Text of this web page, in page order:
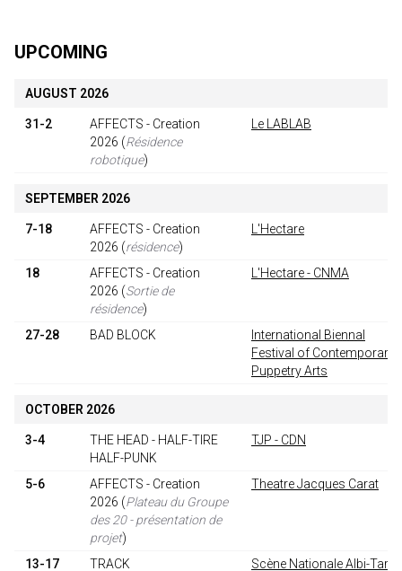
UPCOMING
AUGUST 2026
31-2
AFFECTS - Creation
2026 (Résidence
robotique)
Le LABLAB
SEPTEMBER 2026
7-18
AFFECTS - Creation
2026 (résidence)
L'Hectare
18
AFFECTS - Creation
2026 (Sortie de
résidence)
L'Hectare - CNMA
27-28 BAD BLOCK
International Biennal
Festival of Contemporary
Puppetry Arts
OCTOBER 2026
3-4
THE HEAD - HALF-TIRE
HALF-PUNK
TJP - CDN
5-6
AFFECTS - Creation
2026 (Plateau du Groupe
des 20 - présentation de
projet)
Theatre Jacques Carat
13-17 TRACK Scène Nationale Albi-Tarn